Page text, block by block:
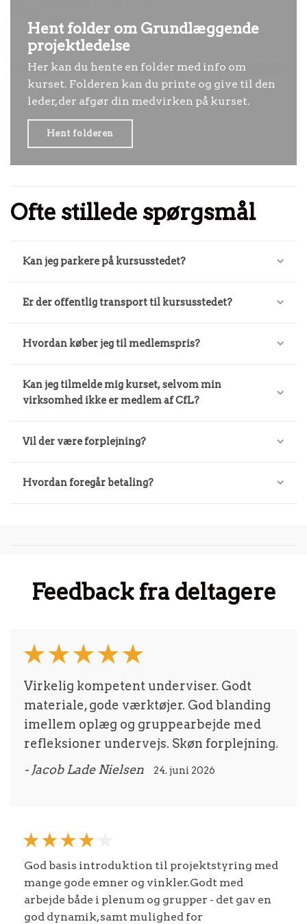
Hent folder om Grundlæggende
projektledelse
Her kan du hente en folder med info om
kurset. Folderen kan du printe og give til den
leder, der afgør din medvirken på kurset.
Hent folderen
Ofte stillede spørgsmål
Kan jeg parkere på kursusstedet?
Er der offentlig transport til kursusstedet?
Hvordan køber jeg til medlemspris?
Kan jeg tilmelde mig kurset, selvom min
virksomhed ikke er medlem af CfL?
Vil der være forplejning?
Hvordan foregår betaling?
Feedback fra deltagere
Virkelig kompetent underviser. Godt
materiale, gode værktøjer. God blanding
imellem oplæg og gruppearbejde med
refleksioner undervejs. Skøn forplejning.
- Jacob Lade Nielsen
24. juni 2026
God basis introduktion til projektstyring med
mange gode emner og vinkler.Godt med
arbejde både i plenum og grupper - det gav en
god dynamik, samt mulighed for